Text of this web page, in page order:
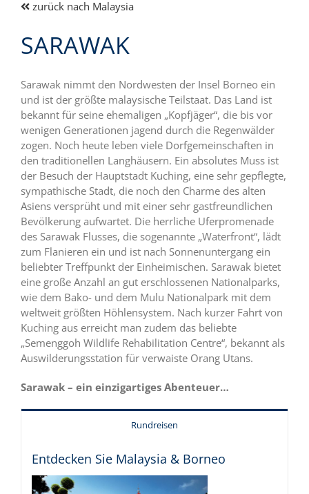
zurück nach Malaysia
SARAWAK
Sarawak nimmt den Nordwesten der Insel Borneo ein
und ist der größte malaysische Teilstaat. Das Land ist
bekannt für seine ehemaligen „Kopfjäger“, die bis vor
wenigen Generationen jagend durch die Regenwälder
zogen. Noch heute leben viele Dorfgemeinschaften in
den traditionellen Langhäusern. Ein absolutes Muss ist
der Besuch der Hauptstadt Kuching, eine sehr gepflegte,
sympathische Stadt, die noch den Charme des alten
Asiens versprüht und mit einer sehr gastfreundlichen
Bevölkerung aufwartet. Die herrliche Uferpromenade
des Sarawak Flusses, die sogenannte „Waterfront“, lädt
zum Flanieren ein und ist nach Sonnenuntergang ein
beliebter Treffpunkt der Einheimischen. Sarawak bietet
eine große Anzahl an gut erschlossenen Nationalparks,
wie dem Bako- und dem Mulu Nationalpark mit dem
weltweit größten Höhlensystem. Nach kurzer Fahrt von
Kuching aus erreicht man zudem das beliebte
„Semenggoh Wildlife Rehabilitation Centre“, bekannt als
Auswilderungsstation für verwaiste Orang Utans.
Sarawak – ein einzigartiges Abenteuer…
Rundreisen
Entdecken Sie Malaysia & Borneo